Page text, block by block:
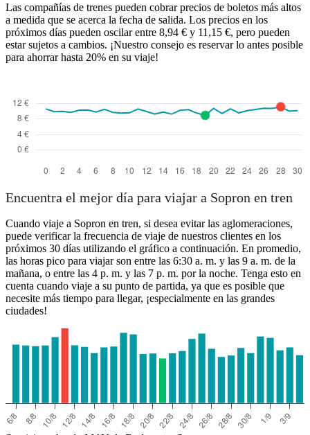
Las compañías de trenes pueden cobrar precios de boletos más altos
a medida que se acerca la fecha de salida. Los precios en los
próximos días pueden oscilar entre 8,94 € y 11,15 €, pero pueden
estar sujetos a cambios. ¡Nuestro consejo es reservar lo antes posible
para ahorrar hasta 20% en su viaje!
Encuentra el mejor día para viajar a Sopron en tren
Cuando viaje a Sopron en tren, si desea evitar las aglomeraciones,
puede verificar la frecuencia de viaje de nuestros clientes en los
próximos 30 días utilizando el gráfico a continuación. En promedio,
las horas pico para viajar son entre las 6:30 a. m. y las 9 a. m. de la
mañana, o entre las 4 p. m. y las 7 p. m. por la noche. Tenga esto en
cuenta cuando viaje a su punto de partida, ya que es posible que
necesite más tiempo para llegar, ¡especialmente en las grandes
ciudades!